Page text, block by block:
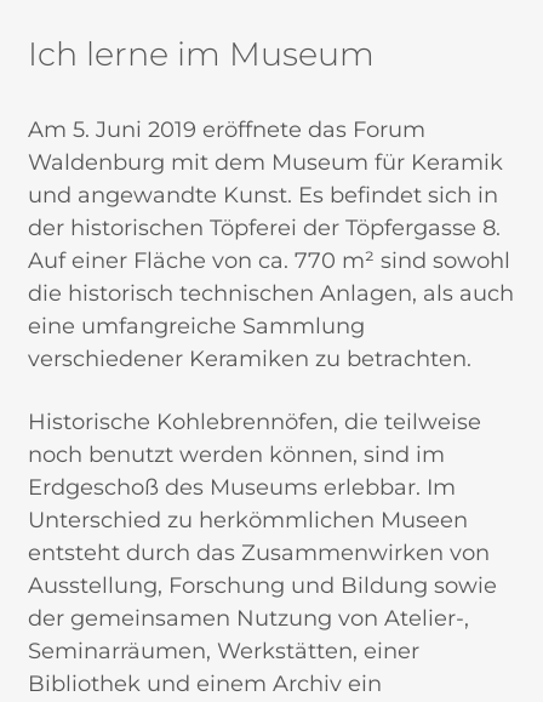
Ich lerne im Museum
Am 5. Juni 2019 eröffnete das Forum
Waldenburg mit dem Museum für Keramik
und angewandte Kunst. Es befindet sich in
der historischen Töpferei der Töpfergasse 8.
Auf einer Fläche von ca. 770 m² sind sowohl
die historisch technischen Anlagen, als auch
eine umfangreiche Sammlung
verschiedener Keramiken zu betrachten.
Historische Kohlebrennöfen, die teilweise
noch benutzt werden können, sind im
Erdgeschoß des Museums erlebbar. Im
Unterschied zu herkömmlichen Museen
entsteht durch das Zusammenwirken von
Ausstellung, Forschung und Bildung sowie
der gemeinsamen Nutzung von Atelier-,
Seminarräumen, Werkstätten, einer
Bibliothek und einem Archiv ein